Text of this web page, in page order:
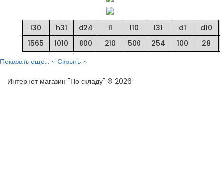
l30 h31 d24 l1 l10 l31 d1
d10
1565
1010 800 210 500 254 100
28
Показать еще...
Скрыть
Интернет магазин "По складу" © 2026